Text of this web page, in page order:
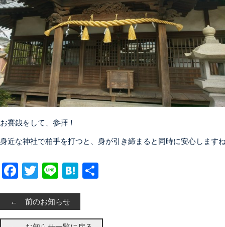
お賽銭をして、参拝！
身近な神社で柏手を打つと、身が引き締まると同時に安心します
Facebook
Twitter Line Hatena
← 前のお知らせ